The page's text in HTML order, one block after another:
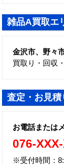
雑品A買取エ
金沢市、野々
買取り・回収
査定・お見
お電話または
076-
※受付時間：